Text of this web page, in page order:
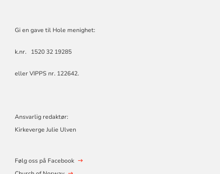
Gi en gave til Hole menighet:
k.nr. 1520 32 19285
eller VIPPS nr. 122642.
Ansvarlig redaktør:
Kirkeverge Julie Ulven
Følg oss på Facebook